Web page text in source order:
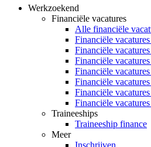
Werkzoekend
Financiële vacatures
Alle financiële
Financiële
Financiële
Financiële
Financiële
Financiële
Financiële
Financiële
Traineeships
Traineeship finance
Meer
Inschrijven